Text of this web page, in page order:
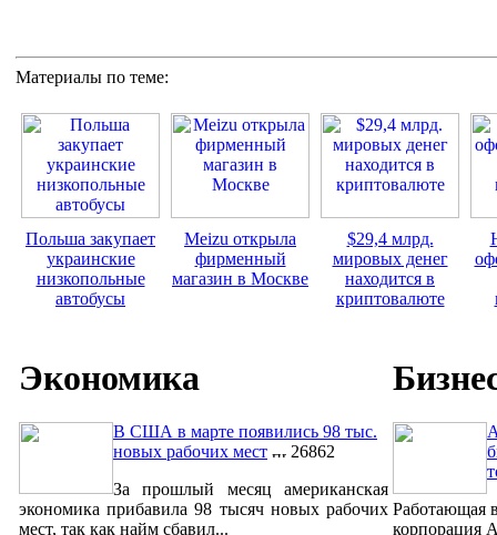
Материалы по теме:
Польша закупает
украинские
низкопольные
автобусы
Meizu открыла
фирменный
магазин в Москве
$29,4 млрд.
мировых денег
находится в
криптовалюте
Экономика
В США в марте появились 98 тыс.
новых рабочих мест
26862
За прошлый месяц американская
экономика прибавила 98 тысяч новых рабочих
мест, так как найм сбавил...
Работающая
корпорация